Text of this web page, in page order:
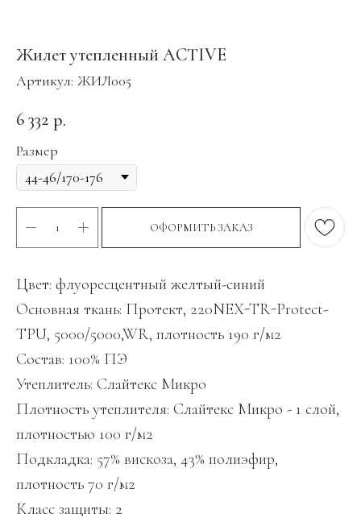
Жилет утепленный ACTIVE
Артикул: ЖИЛ005
6 332 р.
Размер
ОФОРМИТЬ ЗАКАЗ
Цвет: флуоресцентный желтый-синий
Основная ткань: Протект, 220NEX-TR-Protect-
TPU, 5000/5000,WR, плотность 190 г/м2
Состав: 100% ПЭ
Утеплитель: Слайтекс Микро
Плотность утеплителя: Слайтекс Микро - 1 слой,
плотностью 100 г/м2
Подкладка: 57% вискоза, 43% полиэфир,
плотность 70 г/м2
Класс защиты: 2